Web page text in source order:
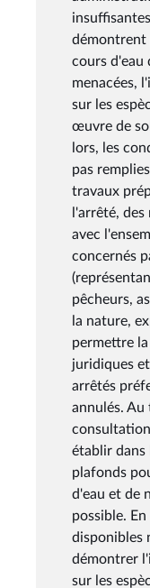
démontrent
cours d'eau
menacées,
sur les
œuvre de
lors, les
pas
travaux
l'arrêté, des
avec
concernés
pêcheurs,
la nature,
permettre
juridiques
arrêtés
annulés. Au
établir
plafonds
d'eau et de
possible.
disponibles
démontrer
sur les